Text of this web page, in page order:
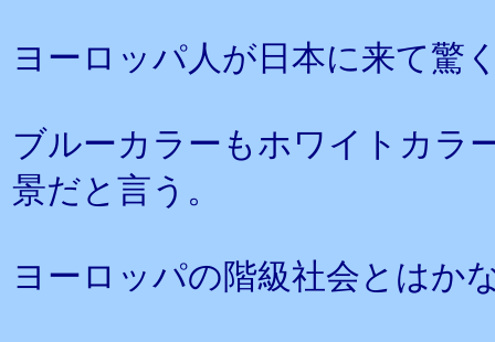
ヨーロッパ人が日本に来て驚
ブルーカラーもホワイトカラ
景だと言う。
ヨーロッパの階級社会とはか